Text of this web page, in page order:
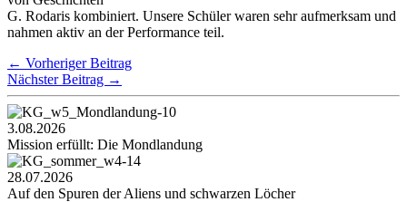
G. Rodaris kombiniert. Unsere Schüler waren sehr aufmerksam und
nahmen aktiv an der Performance teil.
← Vorheriger Beitrag
Nächster Beitrag →
3.08.2026
Mission erfüllt: Die Mondlandung
28.07.2026
Auf den Spuren der Aliens und schwarzen Löcher